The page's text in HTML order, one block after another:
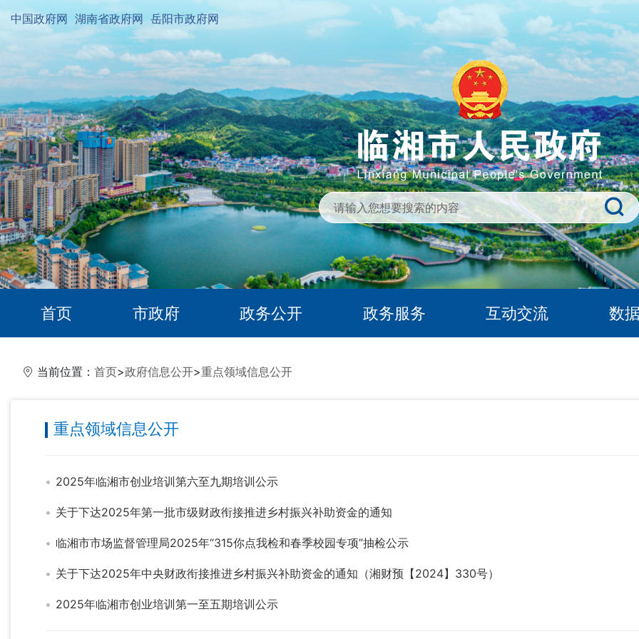
中国政府网 湖南省政府网 岳阳市政府网
首页 市政府 政务公开 政务服务 互动交流 数
当前位置： 首页>政府信息公开>重点领域信息公开
重点领域信息公开
2025年临湘市创业培训第六至九期培训公示
关于下达2025年第一批市级财政衔接推进乡村振兴补助资金的通知
临湘市市场监督管理局2025年“315你点我检和春季校园专项”抽检公示
关于下达2025年中央财政衔接推进乡村振兴补助资金的通知（湘财预【2024】330号）
2025年临湘市创业培训第一至五期培训公示